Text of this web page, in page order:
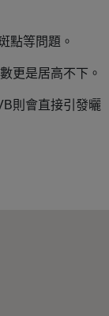
點等問題。
更是居高不下。
則會直接引發曬